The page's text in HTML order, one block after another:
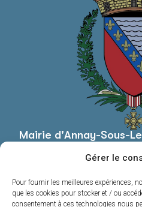
Gérer le
Pour fournir les meilleures expériences,
que les cookies pour stocker et / ou
consentement à ces technologies nous
Mairie d'Annay-Sous-
Pl. Roger Salengro,
62880 Annay
03 21 13 44 20